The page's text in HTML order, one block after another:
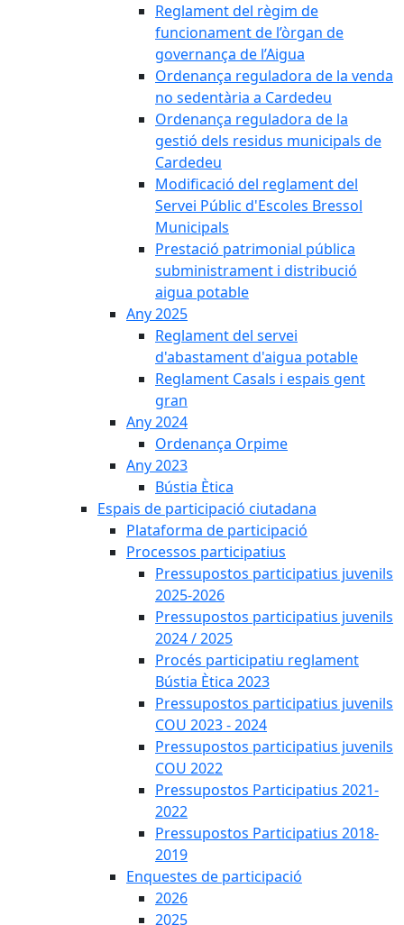
Reglament del règim de
funcionament de l’òrgan de
governança de l’Aigua
Ordenança reguladora de la venda
no sedentària a Cardedeu
Ordenança reguladora de la
gestió dels residus municipals de
Cardedeu
Modificació del reglament del
Servei Públic d'Escoles Bressol
Municipals
Prestació patrimonial pública
subministrament i distribució
aigua potable
Any 2025
Reglament del servei
d'abastament d'aigua potable
Reglament Casals i espais gent
gran
Any 2024
Ordenança Orpime
Any 2023
Bústia Ètica
Espais de participació ciutadana
Plataforma de participació
Processos participatius
Pressupostos participatius juvenils
2025-2026
Pressupostos participatius juvenils
2024 / 2025
Procés participatiu reglament
Bústia Ètica 2023
Pressupostos participatius juvenils
COU 2023 - 2024
Pressupostos participatius juvenils
COU 2022
Pressupostos Participatius 2021-
2022
Pressupostos Participatius 2018-
2019
Enquestes de participació
2026
2025